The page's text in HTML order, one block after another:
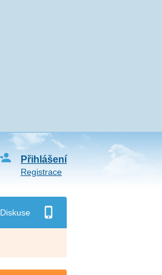
Diskuse
Přihlášení
Registrace